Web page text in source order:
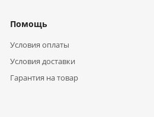
Помощь
Условия оплаты
Условия доставки
Гарантия на товар